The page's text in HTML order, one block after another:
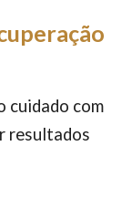
cuidado com
resultados